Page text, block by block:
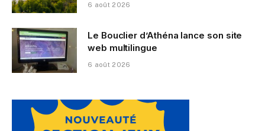
6 août 2026
Le Bouclier d’Athéna lance son site
web multilingue
6 août 2026